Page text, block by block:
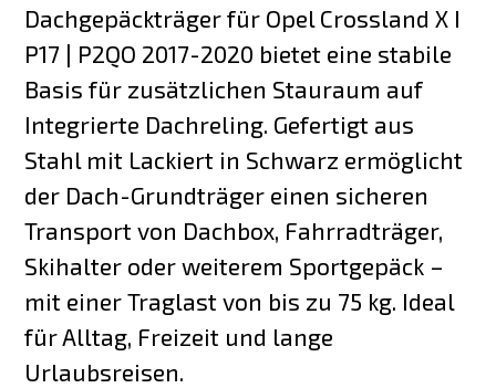
Dachgepäckträger für Opel Crossland X I
P17 | P2QO 2017-2020 bietet eine stabile
Basis für zusätzlichen Stauraum auf
Integrierte Dachreling. Gefertigt aus
Stahl mit Lackiert in Schwarz ermöglicht
der Dach-Grundträger einen sicheren
Transport von Dachbox, Fahrradträger,
Skihalter oder weiterem Sportgepäck –
mit einer Traglast von bis zu 75 kg. Ideal
für Alltag, Freizeit und lange
Urlaubsreisen.